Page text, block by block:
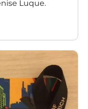
Luque.